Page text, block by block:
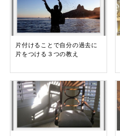
片付けることで自分の過去に
片をつける３つの教え